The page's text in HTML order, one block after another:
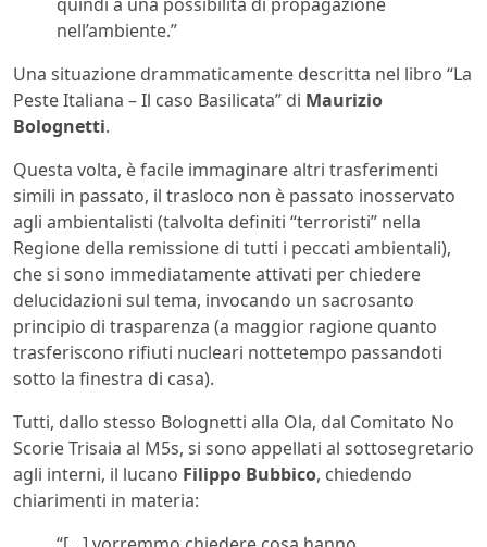
nell’ambiente.”
Una situazione drammaticamente descritta nel libro “La
Peste Italiana – Il caso Basilicata” di Maurizio
Bolognetti.
Questa volta, è facile immaginare altri trasferimenti
simili in passato, il trasloco non è passato inosservato
agli ambientalisti (talvolta definiti “terroristi” nella
Regione della remissione di tutti i peccati ambientali),
che si sono immediatamente attivati per chiedere
delucidazioni sul tema, invocando un sacrosanto
principio di trasparenza (a maggior ragione quanto
trasferiscono rifiuti nucleari nottetempo passandoti
sotto la finestra di casa).
Tutti, dallo stesso Bolognetti alla Ola, dal Comitato No
Scorie Trisaia al M5s, si sono appellati al sottosegretario
agli interni, il lucano Filippo Bubbico, chiedendo
chiarimenti in materia: